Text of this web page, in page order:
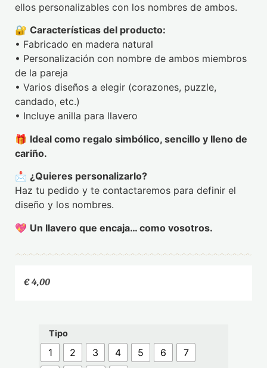
ellos personalizables con los nombres de ambos.
🔐 Características del producto:
• Fabricado en madera natural
• Personalización con nombre de ambos miembros
de la pareja
• Varios diseños a elegir (corazones, puzzle,
candado, etc.)
• Incluye anilla para llavero
🎁 Ideal como regalo simbólico, sencillo y lleno de
cariño.
📩 ¿Quieres personalizarlo?
Haz tu pedido y te contactaremos para definir el
diseño y los nombres.
💖 Un llavero que encaja… como vosotros.
€4,00
Tipo
1 2 3 4 5 6
7